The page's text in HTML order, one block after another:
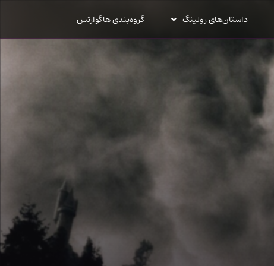
داستان‌های رولینگ گروه‌بندی هاگوارتس